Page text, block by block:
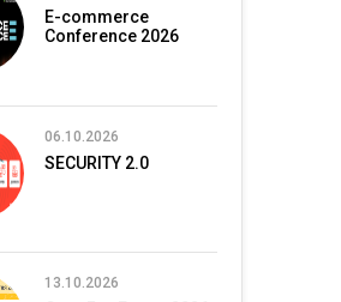
E-commerce
Conference 2026
06.10.2026
SECURITY 2.0
13.10.2026